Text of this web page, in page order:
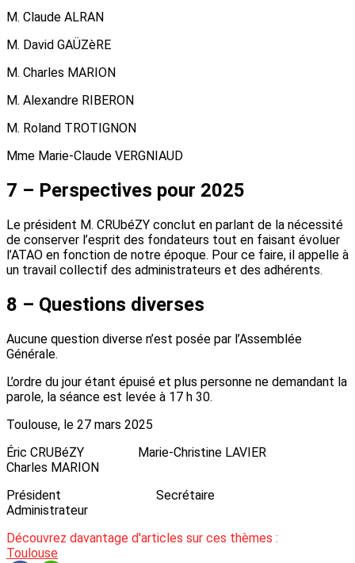
M. Claude ALRAN
M. David GAÜZèRE
M. Charles MARION
M. Alexandre RIBERON
M. Roland TROTIGNON
Mme Marie-Claude VERGNIAUD
7 – Perspectives pour 2025
Le président M. CRUbéZY conclut en parlant de la nécessité
de conserver l’esprit des fondateurs tout en faisant évoluer
l’ATAO en fonction de notre époque. Pour ce faire, il appelle à
un travail collectif des administrateurs et des adhérents.
8 – Questions diverses
Aucune question diverse n’est posée par l’Assemblée
Générale.
L’ordre du jour étant épuisé et plus personne ne demandant la
parole, la séance est levée à 17 h 30.
Toulouse, le 27 mars 2025
Éric CRUBéZY Marie-Christine LAVIER
Charles MARION
Président Secrétaire
Administrateur
Découvrez davantage d'articles sur ces thèmes :
Toulouse